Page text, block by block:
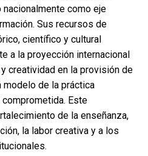
como eje
Sus recursos de
científico y cultural
a la proyección internacional
creatividad en la provisión de
de la práctica
Este
de la enseñanza,
la labor creativa y a los